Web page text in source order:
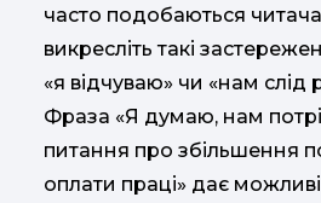
часто подобаються
викресліть такі
«я відчуваю» чи «нам слід
Фраза «Я думаю, нам
питання про збільшення
оплати праці» дає